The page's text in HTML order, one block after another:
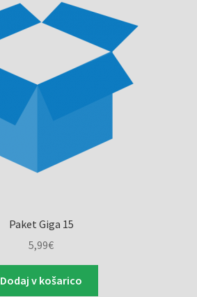
Paket Giga 15
5,99€
Dodaj v košarico